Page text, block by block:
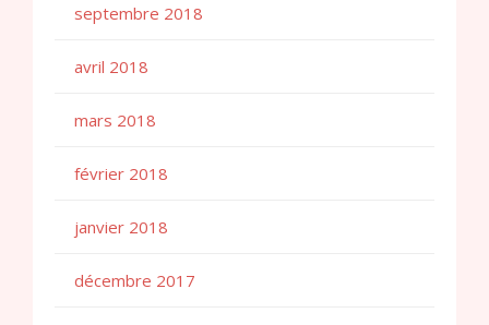
septembre 2018
avril 2018
mars 2018
février 2018
janvier 2018
décembre 2017